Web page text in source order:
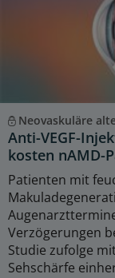
Neovaskuläre
Anti-VEGF-
kosten nAMD-
Patienten mit
Verzögerungen
Studie zufolge
Sehschärfe